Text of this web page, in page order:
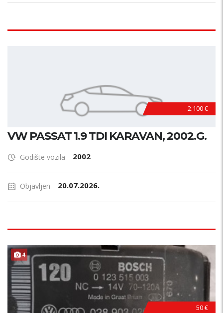
2.100 €
VW PASSAT 1.9 TDI KARAVAN, 2002.G.
Godište vozila 2002
Objavljen 20.07.2026.
4
50 €